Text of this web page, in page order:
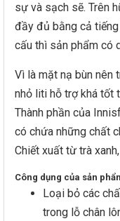
sự và sạch sẽ. Trên
đầy đủ bằng cả tiếng
cấu thì sản phẩm có
Vì là mặt nạ bùn nên
nhỏ liti hỗ trợ khá tốt
Thành phần của
có chứa những chất
Chiết xuất từ trà
Công dụng của sản
Loại bỏ các
trong lỗ chân